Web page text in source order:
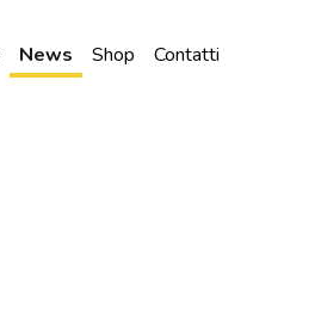
News Shop Contatti